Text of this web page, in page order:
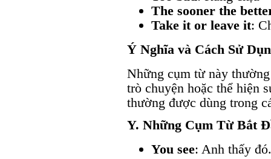
The sooner the
Take it or leave it:
Ý Nghĩa và Cách Sử
Những cụm từ này
trò chuyện hoặc thể hiện
thường được dùng trong
Y. Những Cụm Từ Bắt
You see: Anh thấy